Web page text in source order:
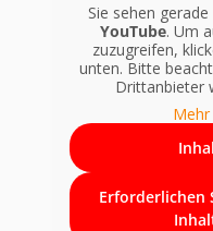
Sie sehen
YouTube. Um
zuzugreifen,
unten. Bitte
Drittanbieter
Erforderlichen